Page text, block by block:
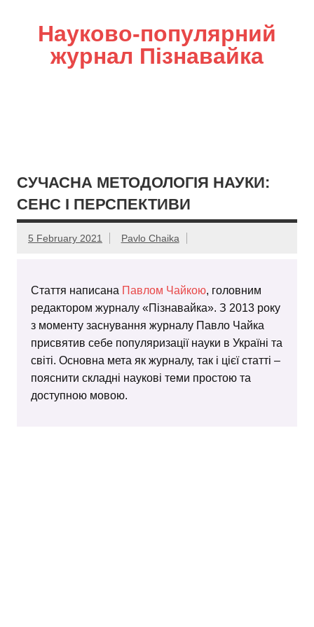
Науково-популярний
журнал Пізнавайка
СУЧАСНА МЕТОДОЛОГІЯ НАУКИ:
СЕНС І ПЕРСПЕКТИВИ
5 February 2021 Pavlo Chaika
Стаття написана Павлом Чайкою, головним
редактором журналу «Пізнавайка». З 2013 року
з моменту заснування журналу Павло Чайка
присвятив себе популяризації науки в Україні та
світі. Основна мета як журналу, так і цієї статті –
пояснити складні наукові теми простою та
доступною мовою.